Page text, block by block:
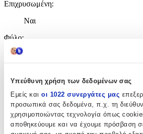
Υπεύθυνη χρήση των δεδομένων σας
Εμείς και οι 1022 συνεργάτες μας
προσωπικά σας δεδομένα, π.χ. τη
χρησιμοποιώντας τεχνολογία όπως
αποθηκεύουμε και να έχουμε πρόσβαση
Επιχρυσωμένη:
Ναι
Φύλο:
Λεπτομέρειες
Τύπος: